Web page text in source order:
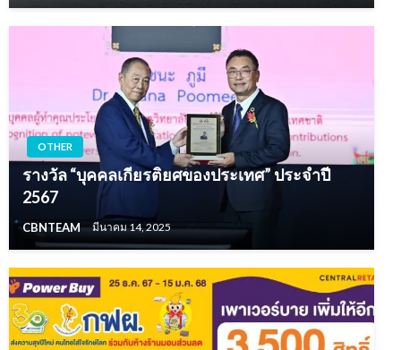
OTHER
รางวัล “บุคคลเกียรติยศของประเทศ” ประจำปี
2567
CBNTEAM มีนาคม 14, 2025